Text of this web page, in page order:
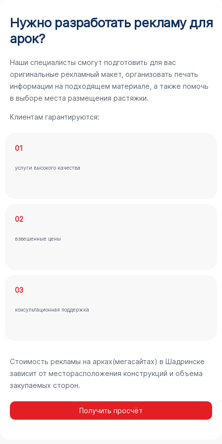
Нужно разработать рекламу для
арок?
Наши специалисты смогут подготовить для вас
оригинальные рекламный макет, организовать печать
информации на подходящем материале, а также помочь
в выборе места размещения растяжки.
Клиентам гарантируются:
01
услуги высокого качества
02
взвешенные цены
03
консультационная поддержка
Стоимость рекламы на арках(мегасайтах) в Шадринске
зависит от месторасположения конструкций и объема
закупаемых сторон.
Получить просчёт